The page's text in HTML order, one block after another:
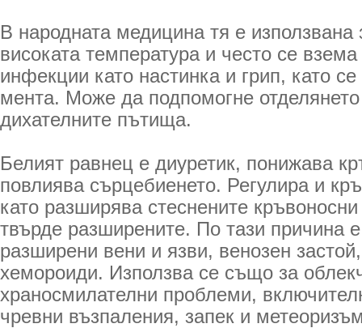
В народната медицина тя е
високата температура и често се
инфекции като настинка и грип, като
мента. Може да подпомогне отделянето
дихателните пътища.
Белият равнец е диуретик, понижава
повлиява сърцебиенето. Регулира и
като разширява стеснените
твърде разширените. По тази причина
разширени вени и язви, венозен
хемороиди. Използва се също за
храносмилателни проблеми,
чревни възпаления, запек и